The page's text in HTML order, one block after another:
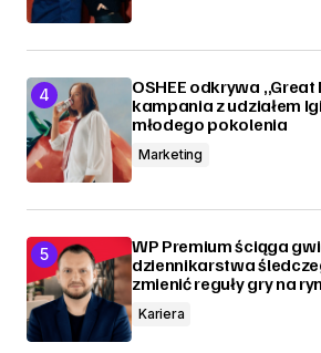
OSHEE odkrywa
kampania z udziałem
młodego pokolenia
Marketing
WP Premium ściąga
dziennikarstwa
zmienić reguły gry na
Kariera